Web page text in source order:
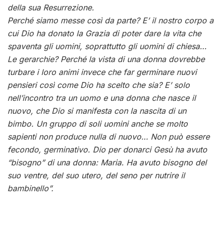
della sua Resurrezione.
Perché siamo messe così da parte? E’ il nostro corpo a
cui Dio ha donato la Grazia di poter dare la vita che
spaventa gli uomini, soprattutto gli uomini di chiesa…
Le gerarchie? Perché la vista di una donna dovrebbe
turbare i loro animi invece che far germinare nuovi
pensieri così come Dio ha scelto che sia? E’ solo
nell’incontro tra un uomo e una donna che nasce il
nuovo, che Dio si manifesta con la nascita di un
bimbo. Un gruppo di soli uomini anche se molto
sapienti non produce nulla di nuovo… Non può essere
fecondo, germinativo. Dio per donarci Gesù ha avuto
“bisogno” di una donna: Maria. Ha avuto bisogno del
suo ventre, del suo utero, del seno per nutrire il
bambinello”.